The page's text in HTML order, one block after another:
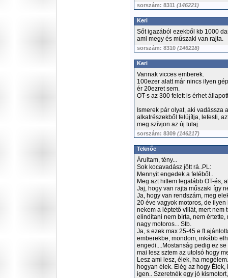
sorszám: 8311 (146221)
Keri
Sőt igazából ezekből kb 1000
ami megy és műszaki van rajta.
sorszám: 8310 (146218)
Keri
Vannak vicces emberek.
100ezer alatt már nincs ilyen
ér 20ezret sem.
OT-s az 300 felett is érhet
Ismerek pár olyat, aki vadássza
alkatrészekből felújítja, lefesti,
meg szívjon az új tulaj.
sorszám: 8309 (146217)
Teknőc
Árultam, tény...
Sok kocavadász jött rá..PL:
Mennyit engedek a feléből..
Meg azt hittem legalább OT-és,
Jaj, hogy van rajta műszaki így
Ja, hogy van rendszám, meg
20 éve vagyok motoros, de
nekem a léptető villát, mert nem
elindítani nem bírta, nem
nagy motoros... Stb.
Ja, s ezek max 25-45 e ft
emberekbe, mondom, inkább
engedi....Mostanság pedig ez
mai lesz sztem az utolsó hogy
Lesz ami lesz, élek, ha
hogyan élek. Elég az hogy
igen.. Szeretnék egy jó